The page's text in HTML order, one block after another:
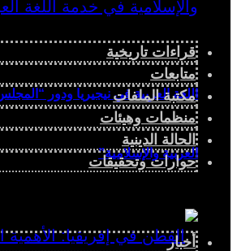
اللغة العربية في نيجيريا ودور
العربية والإسلامية”
قراءات تاريخية
متابعات
مكتبة الملفات
منظمات وهيئات
الحالة الدينية
حوارات وتحقيقات
أخبار